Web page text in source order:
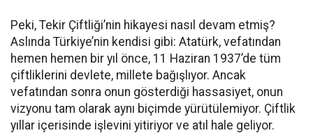
Peki, Tekir Çiftliği’nin hikayesi nasıl devam etmiş?
Aslında Türkiye’nin kendisi gibi: Atatürk, vefatından
hemen hemen bir yıl önce, 11 Haziran 1937’de tüm
çiftliklerini devlete, millete bağışlıyor. Ancak
vefatından sonra onun gösterdiği hassasiyet, onun
vizyonu tam olarak aynı biçimde yürütülemiyor. Çiftlik
yıllar içerisinde işlevini yitiriyor ve atıl hale geliyor.